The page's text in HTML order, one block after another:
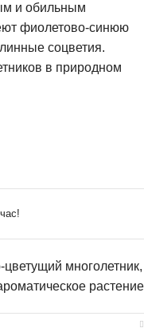
и обильным
фиолетово-синюю
соцветия.
в природном
цветущий многолетник,
растение